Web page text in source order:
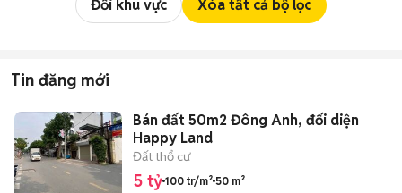
Đổi khu vực Xóa tất cả bộ lọc
Tin đăng mới
Bán đất 50m2 Đông Anh, đối diện
Happy Land
Đất thổ cư
5 tỷ 100 tr/m² 50 m²